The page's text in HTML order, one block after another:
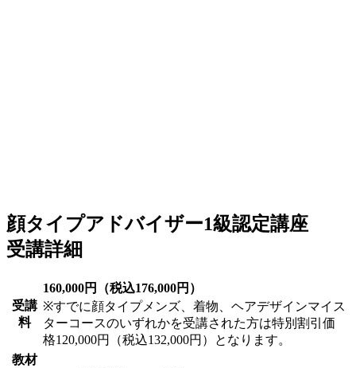
顔タイプアドバイザー1級認定講座
受講詳細
受講
料
160,000円（税込176,000円）
※すでに顔タイプメンズ、着物、ヘアデザインマイス
ターコースのいずれかを受講された方は特別割引価
格120,000円（税込132,000円）となります。
教材